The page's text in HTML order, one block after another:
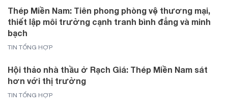
Thép Miền Nam: Tiên phong phòng vệ thương mại,
thiết lập môi trường cạnh tranh bình đẳng và minh
bạch
TIN TỔNG HỢP
Hội thảo nhà thầu ở Rạch Giá: Thép Miền Nam sát
hơn với thị trường
TIN TỔNG HỢP